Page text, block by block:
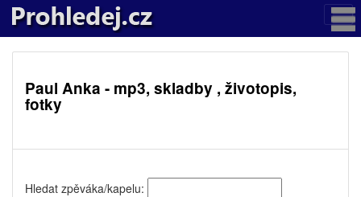
Paul Anka - mp3, skladby , životopis,
fotky
Hledat zpěváka/kapelu: